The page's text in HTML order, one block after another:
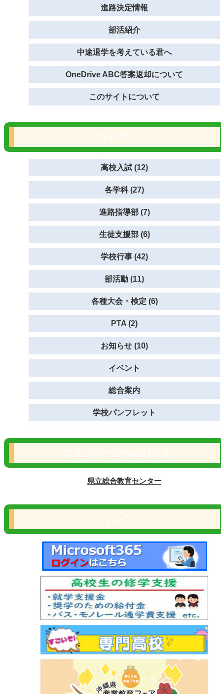
進路決定情報
部活紹介
中途退学を考えている君へ
OneDrive ABC答案返却について
このサイトについて
高校入試 (12)
各学科 (27)
進路指導部 (7)
生徒支援部 (6)
学校行事 (42)
部活動 (11)
各種大会・検定 (6)
PTA (2)
お知らせ (10)
イベント
総合案内
学校パンフレット
県立総合教育センター